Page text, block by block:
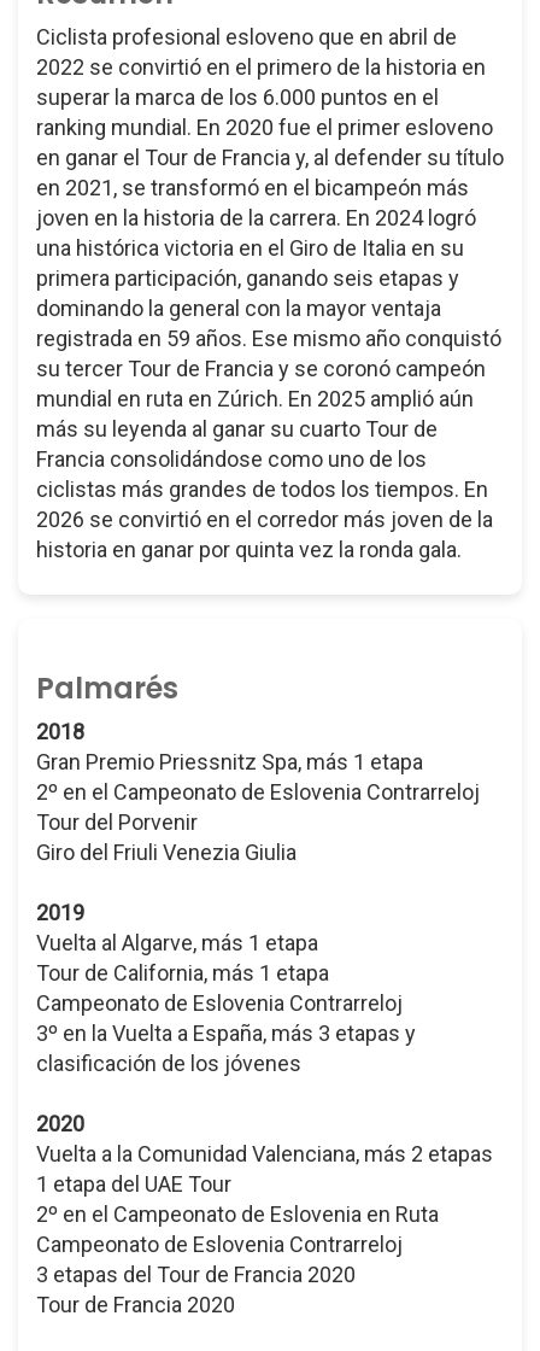
Ciclista profesional esloveno que en abril de
2022 se convirtió en el primero de la historia en
superar la marca de los 6.000 puntos en el
ranking mundial. En 2020 fue el primer esloveno
en ganar el Tour de Francia y, al defender su título
en 2021, se transformó en el bicampeón más
joven en la historia de la carrera. En 2024 logró
una histórica victoria en el Giro de Italia en su
primera participación, ganando seis etapas y
dominando la general con la mayor ventaja
registrada en 59 años. Ese mismo año conquistó
su tercer Tour de Francia y se coronó campeón
mundial en ruta en Zúrich. En 2025 amplió aún
más su leyenda al ganar su cuarto Tour de
Francia consolidándose como uno de los
ciclistas más grandes de todos los tiempos. En
2026 se convirtió en el corredor más joven de la
historia en ganar por quinta vez la ronda gala.
Palmarés
2018
Gran Premio Priessnitz Spa, más 1 etapa
2º en el Campeonato de Eslovenia Contrarreloj
Tour del Porvenir
Giro del Friuli Venezia Giulia
2019
Vuelta al Algarve, más 1 etapa
Tour de California, más 1 etapa
Campeonato de Eslovenia Contrarreloj
3º en la Vuelta a España, más 3 etapas y
clasificación de los jóvenes
2020
Vuelta a la Comunidad Valenciana, más 2 etapas
1 etapa del UAE Tour
2º en el Campeonato de Eslovenia en Ruta
Campeonato de Eslovenia Contrarreloj
3 etapas del Tour de Francia 2020
Tour de Francia 2020